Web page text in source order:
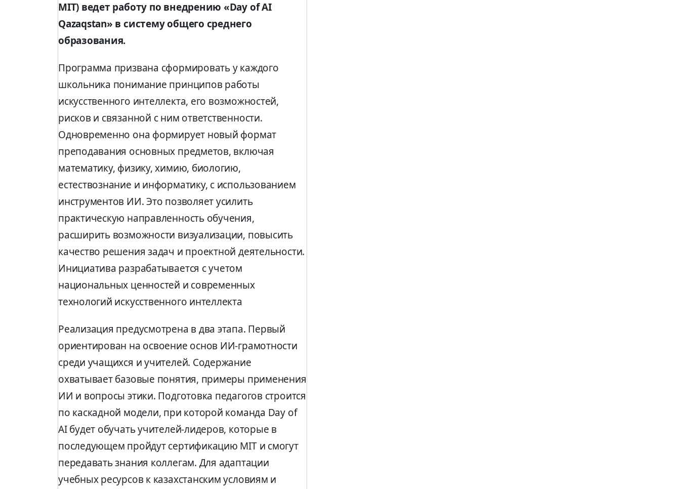
MIT) ведет работу по внедрению «Day of AI
Qazaqstan» в систему общего среднего
образования.
Программа призвана сформировать у каждого
школьника понимание принципов работы
искусственного интеллекта, его возможностей,
рисков и связанной с ним ответственности.
Одновременно она формирует новый формат
преподавания основных предметов, включая
математику, физику, химию, биологию,
естествознание и информатику, с использованием
инструментов ИИ. Это позволяет усилить
практическую направленность обучения,
расширить возможности визуализации, повысить
качество решения задач и проектной деятельности.
Инициатива разрабатывается с учетом
национальных ценностей и современных
технологий искусственного интеллекта
Реализация предусмотрена в два этапа. Первый
ориентирован на освоение основ ИИ-грамотности
среди учащихся и учителей. Содержание
охватывает базовые понятия, примеры применения
ИИ и вопросы этики. Подготовка педагогов строится
по каскадной модели, при которой команда Day of
AI будет обучать учителей-лидеров, которые в
последующем пройдут сертификацию MIT и смогут
передавать знания коллегам. Для адаптации
учебных ресурсов к казахстанским условиям и